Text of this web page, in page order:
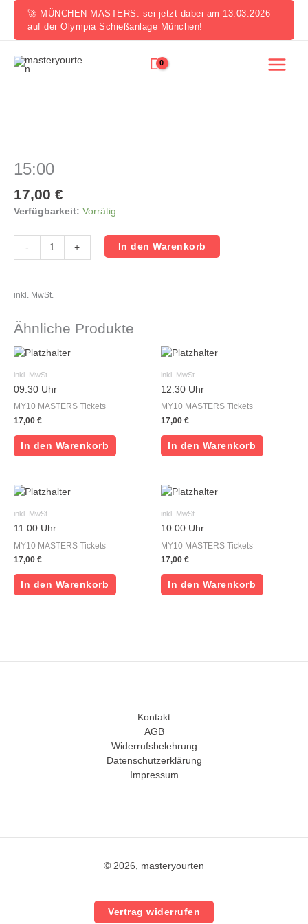
springen
🚀 MÜNCHEN MASTERS: sei jetzt dabei am 13.03.2026
auf der Olympia Schießanlage München!
15:00
17,00 €
Verfügbarkeit: Vorrätig
- + In den Warenkorb
inkl. MwSt.
Ähnliche Produkte
inkl. MwSt.
09:30 Uhr
MY10 MASTERS Tickets
17,00 €
In den Warenkorb
inkl. MwSt.
12:30 Uhr
MY10 MASTERS Tickets
17,00 €
In den Warenkorb
inkl. MwSt.
11:00 Uhr
MY10 MASTERS Tickets
17,00 €
In den Warenkorb
inkl. MwSt.
10:00 Uhr
MY10 MASTERS Tickets
17,00 €
In den Warenkorb
Kontakt
AGB
Widerrufsbelehrung
Datenschutzerklärung
Impressum
© 2026, masteryourten
Vertrag widerrufen